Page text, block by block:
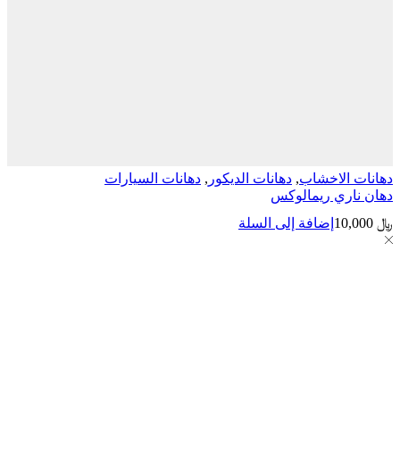
,دهانات الديكور, دهانات السيارات
ريمالوكس
إضافة إلى السلة